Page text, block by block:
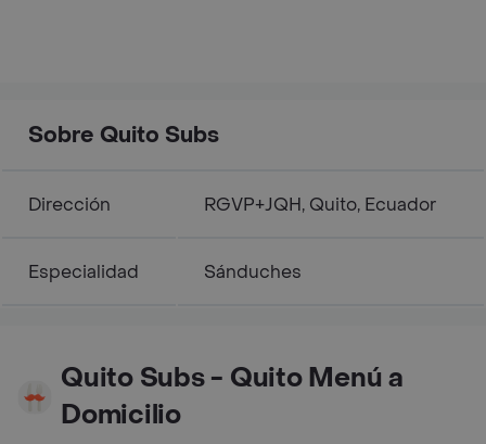
Sobre Quito Subs
Dirección RGVP+JQH, Quito, Ecuador
Especialidad Sánduches
Quito Subs - Quito Menú a
Domicilio